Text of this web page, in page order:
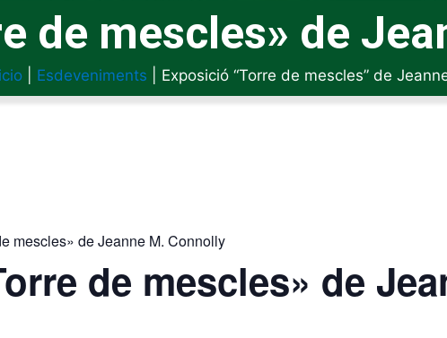
de mescles» de
| Esdeveniments Exposició “Torre de mescles” de
mescles» de Jeanne M. Connolly
de mescles» de